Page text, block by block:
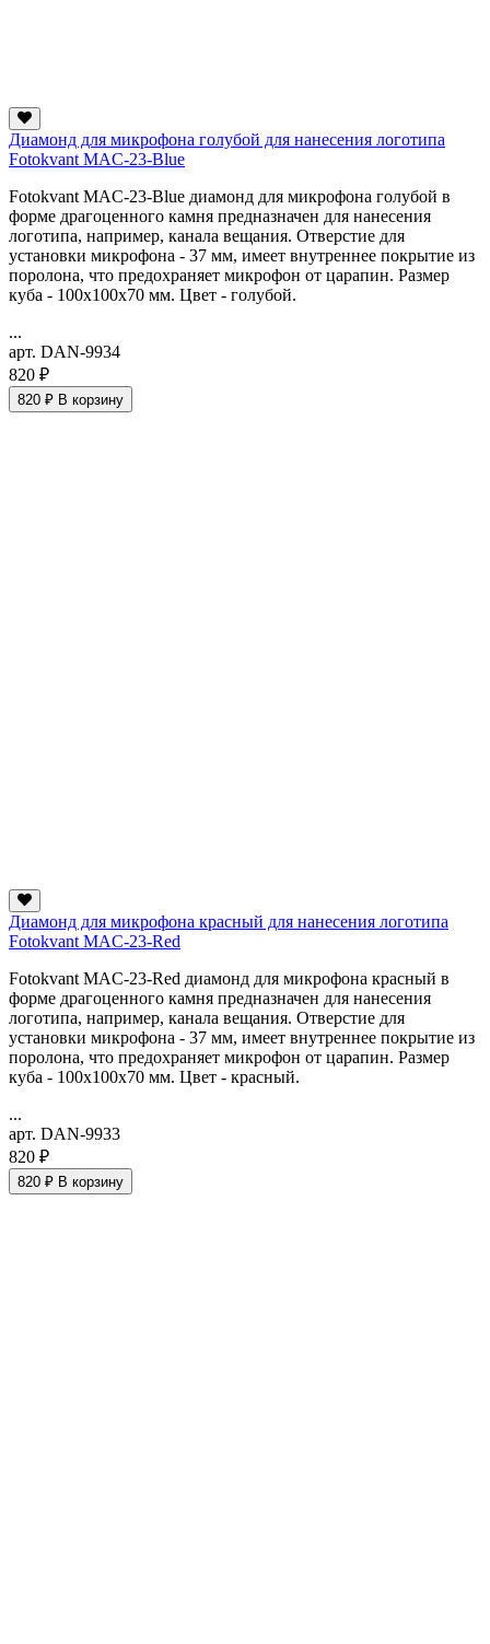
Диамонд для микрофона голубой для нанесения логотипа
Fotokvant MAC-23-Blue
Fotokvant MAC-23-Blue диамонд для микрофона голубой в
форме драгоценного камня предназначен для нанесения
логотипа, например, канала вещания. Отверстие для
установки микрофона - 37 мм, имеет внутреннее покрытие из
поролона, что предохраняет микрофон от царапин. Размер
куба - 100x100х70 мм. Цвет - голубой.
...
арт. DAN-9934
820 ₽
820 ₽ В корзину
Диамонд для микрофона красный для нанесения логотипа
Fotokvant MAC-23-Red
Fotokvant MAC-23-Red диамонд для микрофона красный в
форме драгоценного камня предназначен для нанесения
логотипа, например, канала вещания. Отверстие для
установки микрофона - 37 мм, имеет внутреннее покрытие из
поролона, что предохраняет микрофон от царапин. Размер
куба - 100x100х70 мм. Цвет - красный.
...
арт. DAN-9933
820 ₽
820 ₽ В корзину